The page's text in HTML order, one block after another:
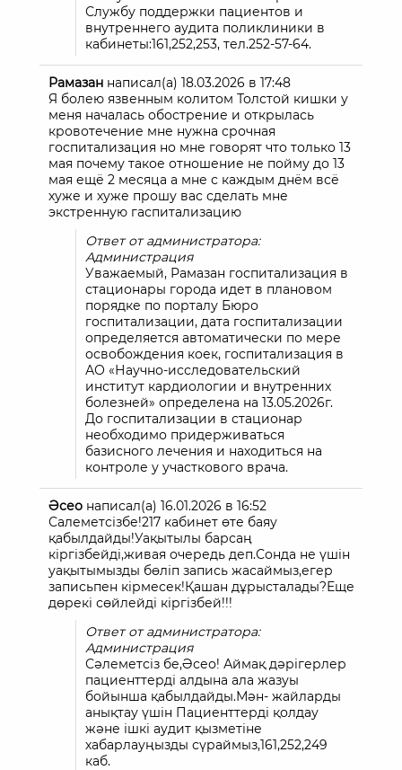
Службу поддержки пациентов и
внутреннего аудита поликлиники в
кабинеты:161,252,253, тел.252-57-64.
Рамазан написал(а) 18.03.2026 в 17:48
Я болею язвенным колитом Толстой кишки у
меня началась обострение и открылась
кровотечение мне нужна срочная
госпитализация но мне говорят что только 13
мая почему такое отношение не пойму до 13
мая ещё 2 месяца а мне с каждым днём всё
хуже и хуже прошу вас сделать мне
экстренную гаспитализацию
Ответ от администратора:
Администрация
Уважаемый, Рамазан госпитализация в
стационары города идет в плановом
порядке по порталу Бюро
госпитализации, дата госпитализации
определяется автоматически по мере
освобождения коек, госпитализация в
АО «Научно-исследовательский
институт кардиологии и внутренних
болезней» определена на 13.05.2026г.
До госпитализации в стационар
необходимо придерживаться
базисного лечения и находиться на
контроле у участкового врача.
Әсео написал(а) 16.01.2026 в 16:52
Салеметсізбе!217 кабинет өте баяу
қабылдайды!Уақытылы барсаң
кіргізбейді,живая очередь деп.Сонда не үшін
уақытымызды бөліп запись жасаймыз,егер
записьпен кірмесек!Қашан дұрысталады?Еще
дөрекі сөйлейді кіргізбей!!!
Ответ от администратора:
Администрация
Сәлеметсіз бе,Әсео! Аймақ дәрігерлер
пациенттерді алдына ала жазуы
бойынша қабылдайды.Мән- жайларды
анықтау үшін Пациенттерді қолдау
және ішкі аудит қызметіне
хабарлауңызды сүраймыз,161,252,249
каб.